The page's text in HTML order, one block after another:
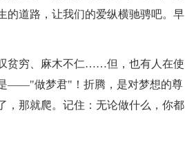
的道路，让我们的爱纵横驰骋吧。早
贫穷、麻木不仁……但，也有人在使
——"做梦君"！折腾，是对梦想的尊
，那就爬。记住：无论做什么，你都